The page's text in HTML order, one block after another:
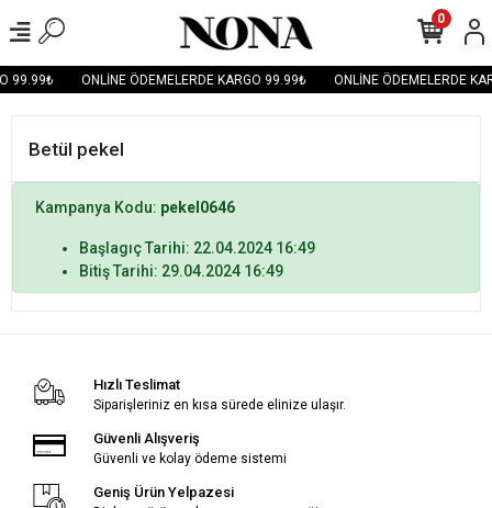
99.99₺ ONLİNE ÖDEMELERDE KARGO 99.99₺ ONLİNE ÖDEMELERDE
0
Betül pekel
Kampanya Kodu: pekel0646
Başlagıç Tarihi: 22.04.2024 16:49
Bitiş Tarihi: 29.04.2024 16:49
Hızlı Teslimat
Siparişleriniz en kısa sürede elinize ulaşır.
Güvenli Alışveriş
Güvenli ve kolay ödeme sistemi
Geniş Ürün Yelpazesi